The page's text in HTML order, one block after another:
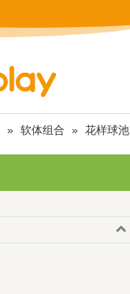
» 软体组合 » 花样球池